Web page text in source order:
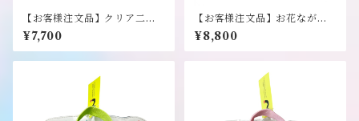
【お客様注文品】クリア二つ
折り財布《NEO》
¥7,700
【お客様注文品】お花なが財
布《NEO》
¥8,800